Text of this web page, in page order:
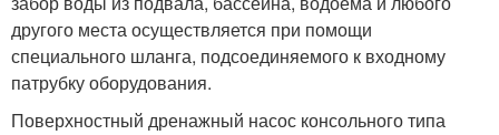
другого места осуществляется при помощи
специального шланга, подсоединяемого к входному
патрубку оборудования.
Поверхностный дренажный насос консольного типа